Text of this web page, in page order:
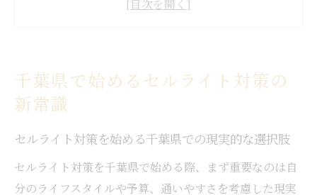
痩身エステ千葉安い店舗に見るセルライト
対策の実態
千葉駅近くの痩身エステでセルライト対策
セルライトに悩む方へ自宅と通い放題エステの
千葉県で始めるセルライト対策の
新常識
セルライト対策を始める千葉県での現実的な選択肢
セルライト対策を千葉県で始める際、まず重要なのは自
分のライフスタイルや予算、通いやすさを考慮した現実